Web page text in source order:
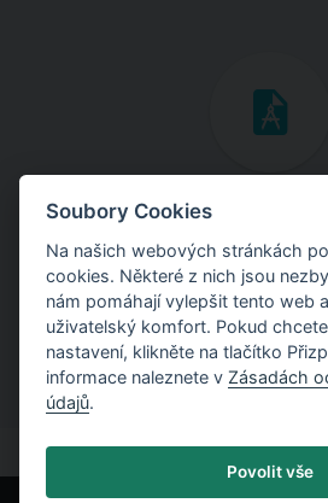
Inženýrské
Stáhněte si manuály s teoretickými i
použití
Soubory Cookies
Na našich webových stránkách
cookies. Některé z nich jsou
nám pomáhají vylepšit tento web
uživatelský komfort. Pokud
nastavení, klikněte na tlačítko
informace naleznete v Zásadách
údajů.
Povolit vše